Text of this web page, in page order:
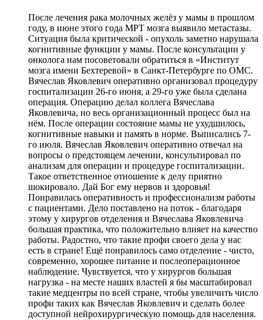
После лечения рака молочных желёз у мамы в прошлом
году, в июне этого года МРТ мозга выявило метастазы.
Ситуация была критической - опухоль заметно нарушала
когнитивные функции у мамы. После консультации у
онколога нам посоветовали обратиться в «Институт
мозга имени Бехтеревой» в Санкт-Петербурге по ОМС.
Вячеслав Яковлевич оперативно организовал процедуру
госпитализации 26-го июня, а 29-го уже была сделана
операция. Операцию делал коллега Вячеслава
Яковлевича, но весь организационный процесс был на
нём. После операции состояние мамы не ухудшилось,
когнитивные навыки и память в норме. Выписались 7-
го июля. Вячеслав Яковлевич оперативно отвечал на
вопросы о предстоящем лечении, консультировал по
анализам для операции и процедуре госпитализации.
Такое ответственное отношение к делу приятно
шокировало. Дай Бог ему нервов и здоровья!
Понравилась оперативность и профессионализм работы
с пациентами. Дело поставлено на поток - благодаря
этому у хирургов отделения и Вячеслава Яковлевича
большая практика, что положительно влияет на качество
работы. Радостно, что такие профи своего дела у нас
есть в стране! Ещё понравилось само отделение - чисто,
современно, хорошее питание и послеоперационное
наблюдение. Чувствуется, что у хирургов большая
нагрузка - на месте наших властей я бы масштабировал
такие медцентры по всей стране, чтобы увеличить число
профи таких как Вячеслав Яковлевич и сделать более
доступной нейрохирургическую помощь для населения.